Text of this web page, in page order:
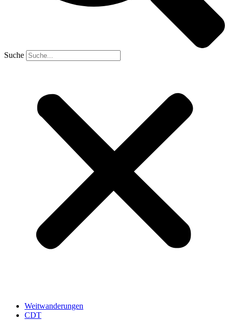
Suche
Weitwanderungen
CDT